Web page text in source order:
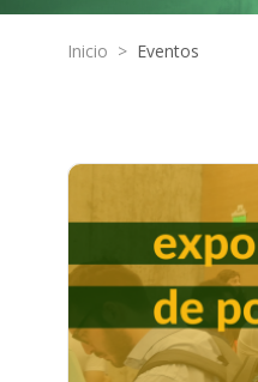
Inicio > Eventos